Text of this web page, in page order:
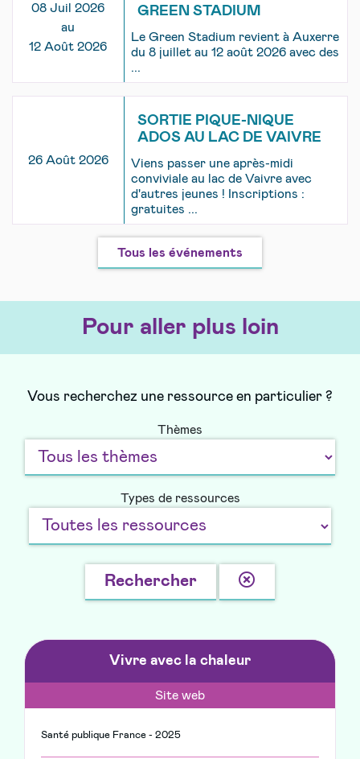
08 Juil 2026
au
12 Août 2026
GREEN STADIUM
Le Green Stadium revient à Auxerre
du 8 juillet au 12 août 2026 avec des
...
26 Août 2026
SORTIE PIQUE-NIQUE
ADOS AU LAC DE VAIVRE
Viens passer une après-midi
conviviale au lac de Vaivre avec
d'autres jeunes ! Inscriptions :
gratuites ...
Tous les événements
Pour aller plus loin
Vous recherchez une ressource en particulier ?
Thèmes
Types de ressources
Rechercher
la
Vivre avec la chaleur
Site web
Santé publique France - 2025